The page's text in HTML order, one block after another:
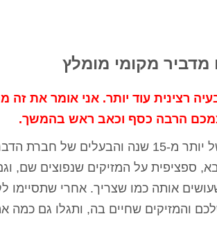
מדביר מקומי מומלץ
רצינית עוד יותר. אני אומר את זה
הרבה כסף וכאב ראש בהמשך.
למי שלא מכיר אותי, אני ערן, מדביר עם ניסיון של יותר
ספציפית על המזיקים שנפוצים שם,
אותה כמו שצריך. אחרי שתסיימו
והמזיקים שחיים בה, ותגלו גם כמה